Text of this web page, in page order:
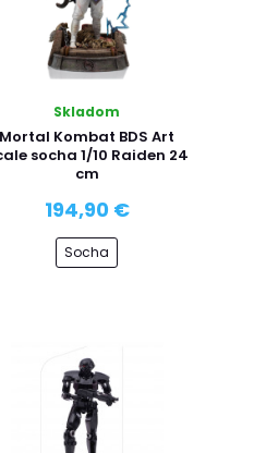
Skladom
Mortal Kombat BDS Art
socha 1/10 Raiden 24
cm
194,90 €
Socha